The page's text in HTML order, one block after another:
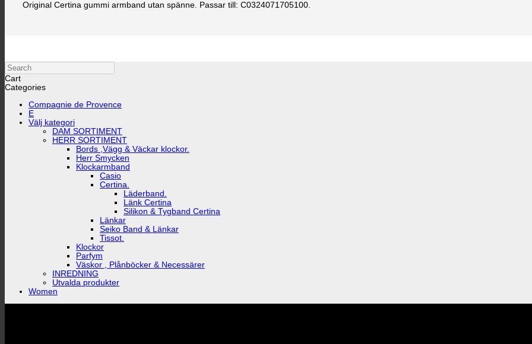
Original Certina gummi armband utan spänne. Passar till: C0324071705100.
Search
Cart
Categories
Compagnie de Provence
E
Välj kategori
DAM SORTIMENT
HERR SORTIMENT
Bords ,Vägg & Väckar klockor.
Herr Smycken
Klockarmband
Casio
Certina.
Läderband.
Länk Certina
Silikon & Tygband Certina
Länkar
Seiko Band & Länkar
Tissot.
Klockor
Parfym
Väskor , Plånböcker & Necessärer
INREDNING
Utvalda produkter
Women